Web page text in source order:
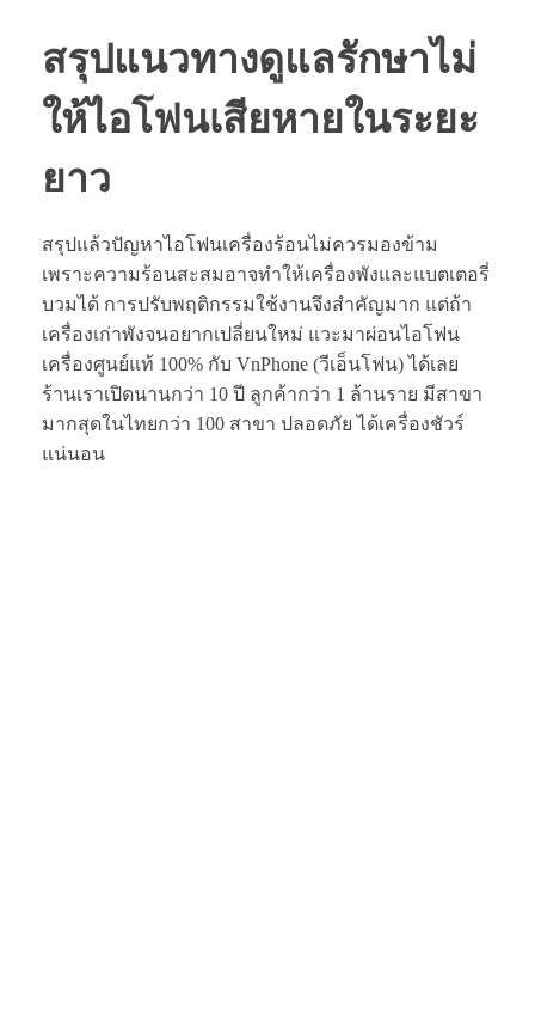
สรุปแนวทางดูแลรักษาไม่
ให้ไอโฟนเสียหายในระยะ
ยาว
สรุปแล้วปัญหาไอโฟนเครื่องร้อนไม่ควรมองข้าม
เพราะความร้อนสะสมอาจทำให้เครื่องพังและแบตเตอรี่
บวมได้ การปรับพฤติกรรมใช้งานจึงสำคัญมาก แต่ถ้า
เครื่องเก่าพังจนอยากเปลี่ยนใหม่ แวะมาผ่อนไอโฟน
เครื่องศูนย์แท้ 100% กับ VnPhone (วีเอ็นโฟน) ได้เลย
ร้านเราเปิดนานกว่า 10 ปี ลูกค้ากว่า 1 ล้านราย มีสาขา
มากสุดในไทยกว่า 100 สาขา ปลอดภัย ได้เครื่องชัวร์
แน่นอน